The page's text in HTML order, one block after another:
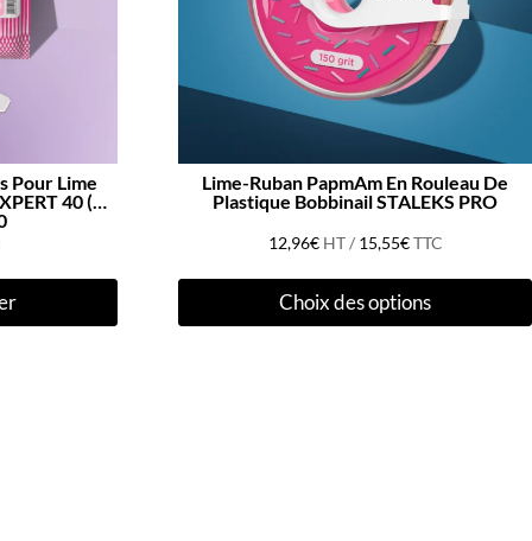
Pour Lime
40 (30
Lime-Ruban PapmAm En Rouleau De
Plastique Bobbinail STALEKS PRO
12,96€HT / 15,55€TTC
Choix des options